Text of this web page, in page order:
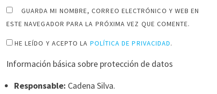
GUARDA MI NOMBRE, CORREO ELECTRÓNICO Y WEB EN
ESTE NAVEGADOR PARA LA PRÓXIMA VEZ QUE COMENTE.
HE LEÍDO Y ACEPTO LA POLÍTICA DE PRIVACIDAD.
Información básica sobre protección de datos
Responsable: Cadena Silva.